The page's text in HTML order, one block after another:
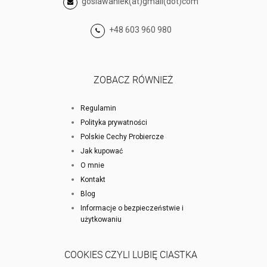
+48 603 960 980
ZOBACZ RÓWNIEŻ
Regulamin
Polityka prywatności
Polskie Cechy Probiercze
Jak kupować
O mnie
Kontakt
Blog
Informacje o bezpieczeństwie i
użytkowaniu
COOKIES CZYLI LUBIĘ CIASTKA